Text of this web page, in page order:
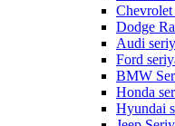
Chevrolet
Dodge
Audi
Ford
BMW
Honda
Hyundai